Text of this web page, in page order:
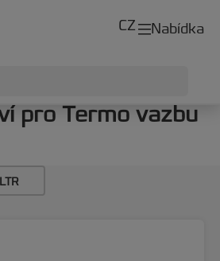
Nabídka
CZ
pro Termo vazbu